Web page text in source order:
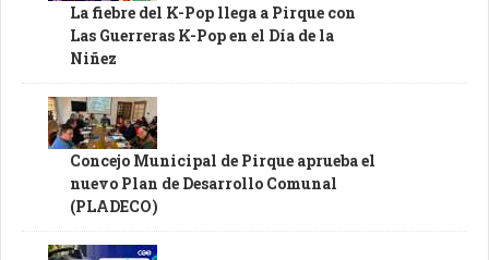
La fiebre del K-Pop llega a Pirque con
Las Guerreras K-Pop en el Día de la
Niñez
Concejo Municipal de Pirque aprueba el
nuevo Plan de Desarrollo Comunal
(PLADECO)